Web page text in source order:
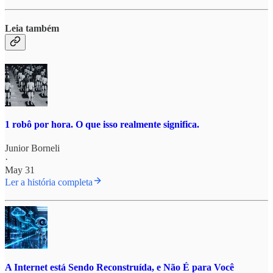
Leia também
1 robô por hora. O que isso realmente significa.
Junior Borneli
·
May 31
Ler a história completa
A Internet está Sendo Reconstruída, e Não É para Você